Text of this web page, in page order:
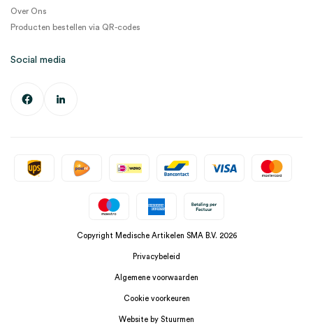
Over Ons
Producten bestellen via QR-codes
Social media
Copyright Medische Artikelen SMA B.V. 2026
Privacybeleid
Algemene voorwaarden
Cookie voorkeuren
Website by Stuurmen